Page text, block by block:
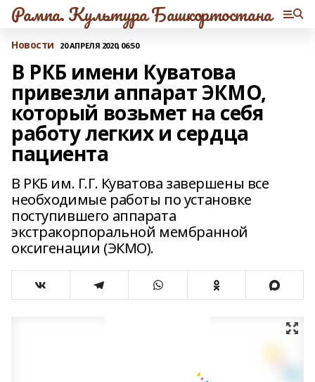
Рампа. Культура Башкортостана
Новости 20 АПРЕЛЯ 2020, 06:50
В РКБ имени Куватова
привезли аппарат ЭКМО,
который возьмет на себя
работу легких и сердца
пациента
В РКБ им. Г.Г. Куватова завершены все
необходимые работы по установке
поступившего аппарата
экстракорпоральной мембранной
оксигенации (ЭКМО).